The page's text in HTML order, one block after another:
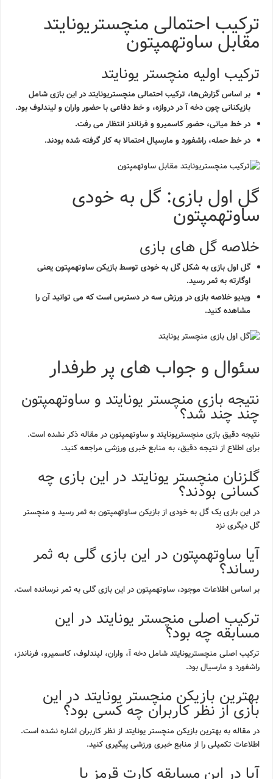
ترکیب احتمالی منچستریونایتد
مقابل ساوتهمپتون
ترکیب اولیه منچستر یونایتد
بر اساس گزارش‌ها، ترکیب احتمالی منچستریونایتد در این بازی شامل
بازیکنانی چون دخه آ در دروازه، و خط دفاعی با حضور واران و لیندلوف بود.
در خط میانی، حضور کاسمیرو و فرناندز انتظار می رفت.
در خط حمله، راشفورد و مارسیال احتمالا به کار گرفته شده بودند.
گل اول بازی: گل به خودی
ساوتهمپتون
خلاصه گل های بازی
گل اول بازی به شکل گل به خودی توسط بازیکن ساوتهمپتون یعنی
اوگارته به ثمر رسید.
ویدیو خلاصه بازی در ورزش سه در دسترس است که می توانید آن را
مشاهده کنید.
سئوال و جواب های پر طرفدار
نتیجه بازی منچستر یونایتد و ساوتهمپتون
چند چند شد؟
نتیجه دقیق بازی منچستریونایتد و ساوتهمپتون در مقاله ذکر نشده است.
برای اطلاع از نتیجه دقیق، به منابع خبری ورزشی مراجعه کنید.
گلزنان منچستر یونایتد در این بازی چه
کسانی بودند؟
در این بازی یک گل به خودی از بازیکن ساوتهمپتون به ثمر رسید و منچستر
گل دیگری نزد
آیا ساوتهمپتون در این بازی گلی به ثمر
رساند؟
بر اساس اطلاعات موجود، ساوتهمپتون در این بازی گلی به ثمر نرسانده است.
ترکیب اصلی منچستر یونایتد در این
مسابقه چه بود؟
ترکیب اصلی منچستریونایتد شامل دخه آ، واران، لیندلوف، کاسمیرو، فرناندز،
راشفورد و مارسیال بود.
بهترین بازیکن منچستر یونایتد در این
بازی از نظر کاربران چه کسی بود؟
در مقاله به بهترین بازیکن منچستر یونایتد از نظر کاربران اشاره نشده است.
اطلاعات تکمیلی را از منابع خبری ورزشی پیگیری کنید.
آیا در این مسابقه کارت قرمز یا